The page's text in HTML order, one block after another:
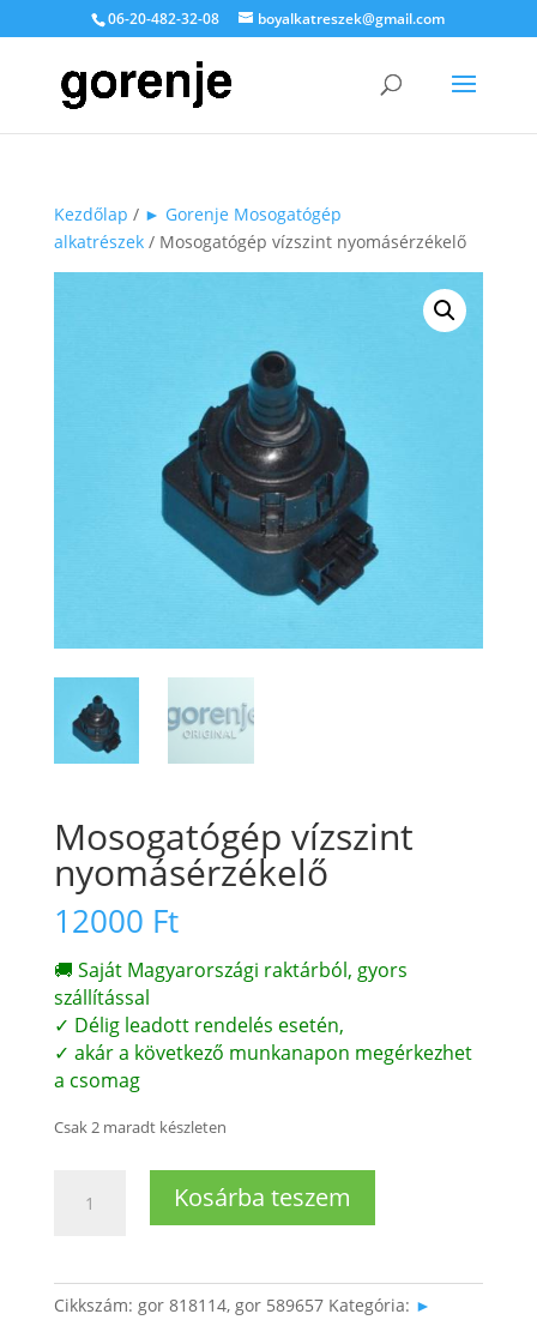
06-20-482-32-08 boyalkatreszek@gmail.com
Kezdőlap / ► Gorenje Mosogatógép
alkatrészek/ Mosogatógép vízszint nyomásérzékelő
Mosogatógép vízszint
nyomásérzékelő
12000 Ft
🚚 Saját Magyarországi raktárból, gyors
szállítással
✓ Délig leadott rendelés esetén,
✓ akár a következő munkanapon megérkezhet
a csomag
Csak 2 maradt készleten
vízszint
Kosárba teszem
Cikkszám: gor 818114, gor 589657 Kategória: ►